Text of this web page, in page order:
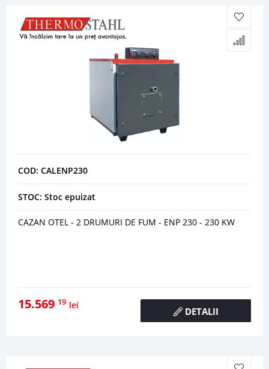
COD: CALENP230
STOC: Stoc epuizat
CAZAN OTEL - 2 DRUMURI DE FUM - ENP 230 - 230 KW
15.569 19 lei
DETALII